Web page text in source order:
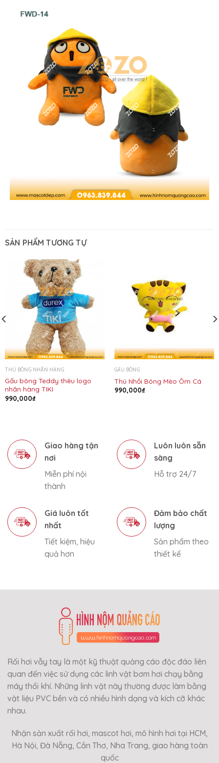
SẢN PHẨM TƯƠNG TỰ
THÚ BÔNG NHÃN HÀNG
Gấu bông Teddy thêu logo
nhãn hàng TIKI
990,000₫
GẤU BÔNG
Thú Nhồi Bông Mèo Ôm Cá
990,000₫
Giao hàng tận
nơi
Miễn phí nội
thành
Luôn luôn sẵn
sàng
Hỗ trợ 24/7
Giá luôn tốt
nhất
Tiết kiệm, hiệu
quả hơn
Đảm bảo chất
lượng
Sản phẩm theo
thiết kế
Rối hơi vẫy tay là một kỹ thuật quảng cáo độc đáo liên
quan đến việc sử dụng các linh vật bơm hơi chạy bằng
máy thổi khí. Những linh vật này thường được làm bằng
vật liệu PVC bền và có nhiều hình dạng và kích cỡ khác
nhau.
Nhận sản xuất rối hơi, mascot hơi, mô hình hơi tại HCM,
Hà Nội, Đà Nẵng, Cần Thơ, Nha Trang, giao hàng toàn
quốc